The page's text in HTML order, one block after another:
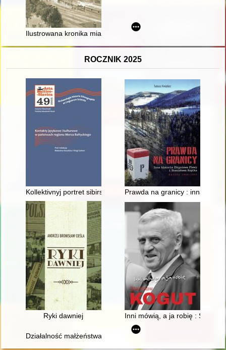
Ilustrowana kronika miasta Jelenia Góra na Śląsku
ROCZNIK 2025
Kollektivnyj portret sibirskih katolikov načala XIX veka na
Prawda na granicy : inna
Ryki dawniej Inni mówią, a ja robię :
Działalność małżeństwa Biedrawów na rzecz Mazurów